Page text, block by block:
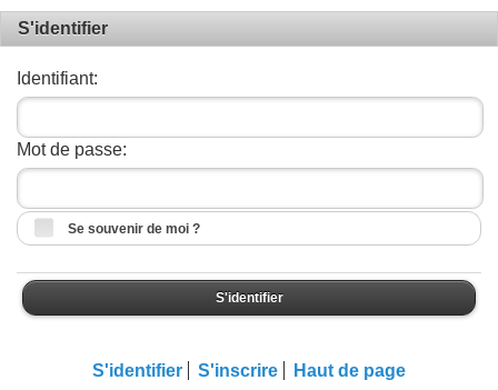
S'identifier
Identifiant:
Mot de passe:
Se souvenir de moi ?
S'identifier
S'identifier S'inscrire Haut de page